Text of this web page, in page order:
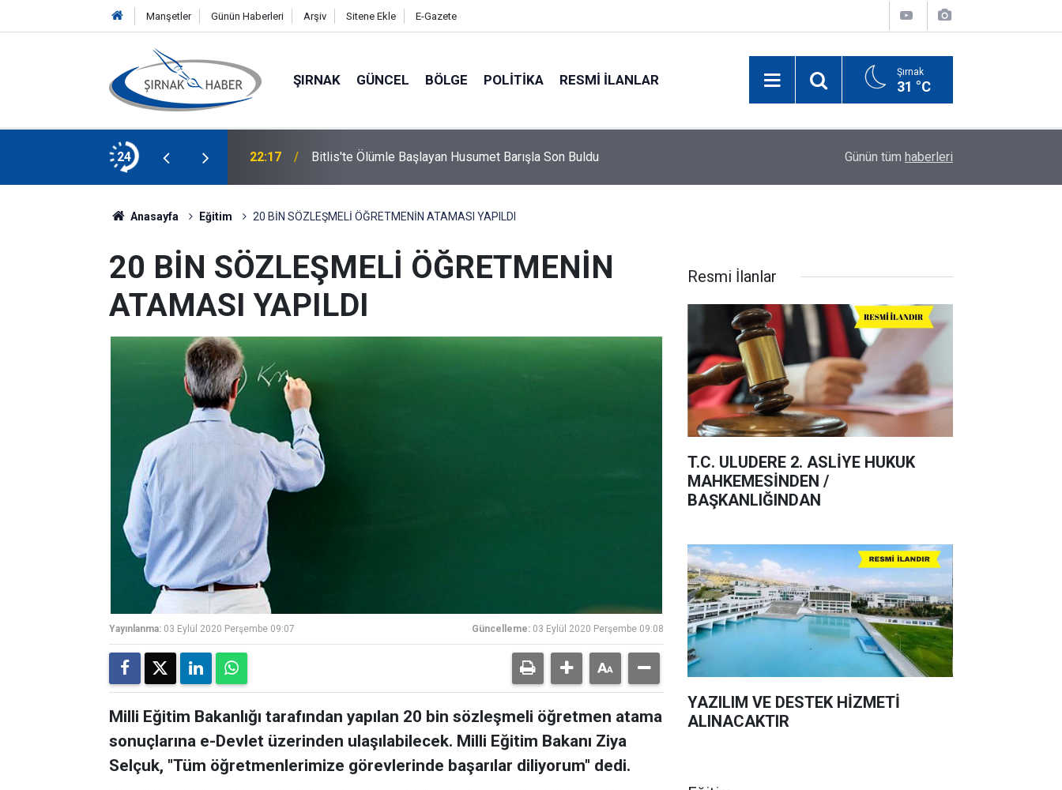
Manşetler Günün Haberleri Arşiv Sitene Ekle E-Gazete
ŞIRNAK GÜNCEL BÖLGE POLITIKA RESMI İLANLAR Şırnak
31 °C
24
öldü, 2 kişi yaralandı 22:17 Bitlis'te Ölümle Başlayan Husumet Barışla Son Buldu Şırnak'ta motosiklet kazası: Sürücü yaralandı
Günün tüm haberleri
Anasayfa Eğitim 20 BİN SÖZLEŞMELİ ÖĞRETMENİN ATAMASI YAPILDI
20 BİN SÖZLEŞMELİ ÖĞRETMENİN
ATAMASI YAPILDI
Yayınlanma: 03 Eylül 2020 Perşembe 09:07 Güncelleme: 03 Eylül 2020 Perşembe 09:08
Milli Eğitim Bakanlığı tarafından yapılan 20 bin sözleşmeli öğretmen atama
sonuçlarına e-Devlet üzerinden ulaşılabilecek. Milli Eğitim Bakanı Ziya
Selçuk, "Tüm öğretmenlerimize görevlerinde başarılar diliyorum" dedi.
Resmi İlanlar
T.C. ULUDERE 2. ASLİYE HUKUK
MAHKEMESİNDEN /
BAŞKANLIĞINDAN
YAZILIM VE DESTEK HİZMETİ
ALINACAKTIR